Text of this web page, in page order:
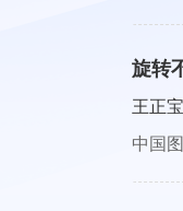
旋转
王正
中国